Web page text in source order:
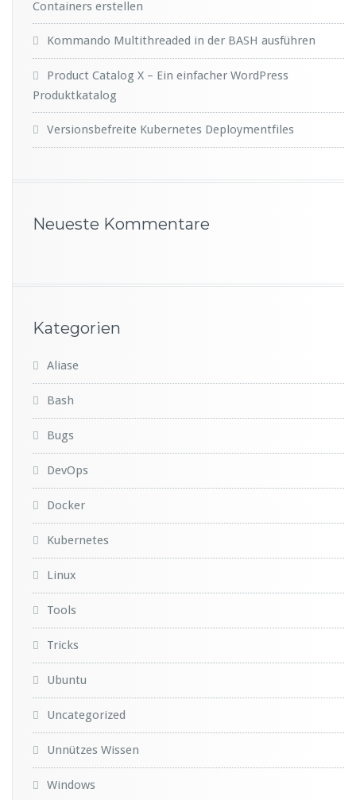
Containers erstellen
Kommando Multithreaded in der BASH ausführen
Product Catalog X – Ein einfacher WordPress
Produktkatalog
Versionsbefreite Kubernetes Deploymentfiles
Neueste Kommentare
Kategorien
Aliase
Bash
Bugs
DevOps
Docker
Kubernetes
Linux
Tools
Tricks
Ubuntu
Uncategorized
Unnützes Wissen
Windows